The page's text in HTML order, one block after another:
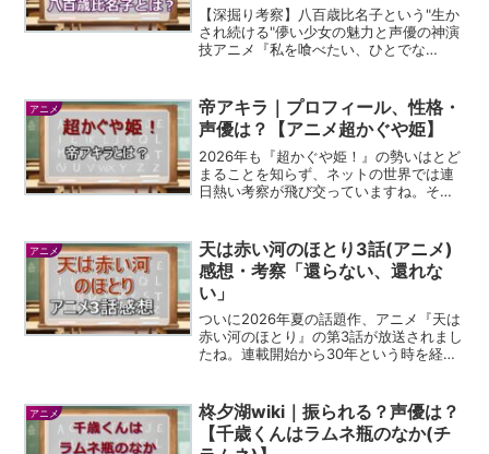
【深掘り考察】八百歳比名子という"生か
され続ける"儚い少女の魅力と声優の神演
技アニメ『私を喰べたい、ひとでな
く、時に狂おしいほど歪んだ少女たちの
関係性が交錯するこの作品は、...
アニメ
帝アキラ｜プロフィール、性格・
声優は？【アニメ超かぐや姫】
2026年も『超かぐや姫！』の勢いはとど
まることを知らず、ネットの世界では連
日熱い考察が飛び交っていますね。その
ご紹介する帝アキラです。プロゲーマー
グループ『ブラックオ...
アニメ
天は赤い河のほとり3話(アニメ)
感想・考察「還らない、還れな
い」
ついに2026年夏の話題作、アニメ『天は
赤い河のほとり』の第3話が放送されまし
たね。連載開始から30年という時を経
当に感慨深いものがあります。今回のエ
ピソードは、物語の...
アニメ
柊夕湖wiki｜振られる？声優は？
【千歳くんはラムネ瓶のなか(チ